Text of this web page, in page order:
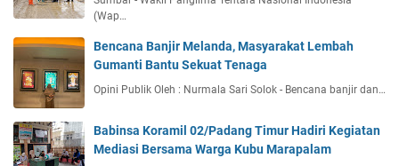
(Wap…
Bencana Banjir Melanda, Masyarakat Lembah
Gumanti Bantu Sekuat Tenaga
Opini Publik Oleh : Nurmala Sari Solok - Bencana banjir dan…
Babinsa Koramil 02/Padang Timur Hadiri Kegiatan
Mediasi Bersama Warga Kubu Marapalam